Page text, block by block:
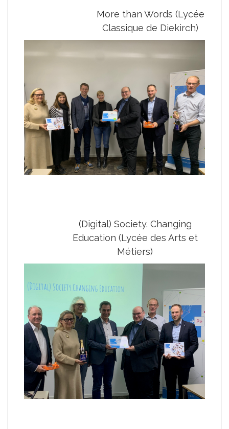
More than Words (Lycée
Classique de Diekirch)
(Digital) Society. Changing
Education (Lycée des Arts et
Métiers)